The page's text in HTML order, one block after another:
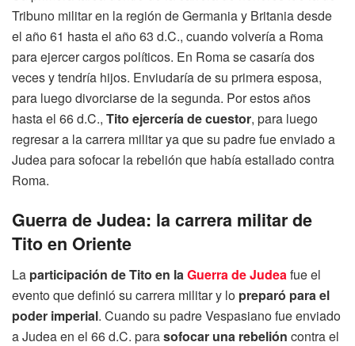
Tribuno militar en la región de Germania y Britania desde
el año 61 hasta el año 63 d.C., cuando volvería a Roma
para ejercer cargos políticos. En Roma se casaría dos
veces y tendría hijos. Enviudaría de su primera esposa,
para luego divorciarse de la segunda. Por estos años
hasta el 66 d.C., Tito ejercería de cuestor, para luego
regresar a la carrera militar ya que su padre fue enviado a
Judea para sofocar la rebelión que había estallado contra
Roma.
Guerra de Judea: la carrera militar de
Tito en Oriente
La participación de Tito en laGuerra de Judeafue el
evento que definió su carrera militar y lo preparó para el
poder imperial. Cuando su padre Vespasiano fue enviado
a Judea en el 66 d.C. parasofocar una rebelión contra el